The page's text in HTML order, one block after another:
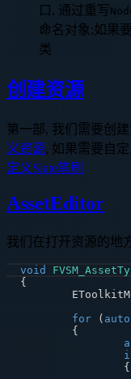
口, 通过重写
命名对象;如果
类
创建资源
第一部, 我们需要创
义资源, 如果需要自
定义Slate笔刷
AssetEditor
我们在打开资源的地
void
{
for
( auto
{
{